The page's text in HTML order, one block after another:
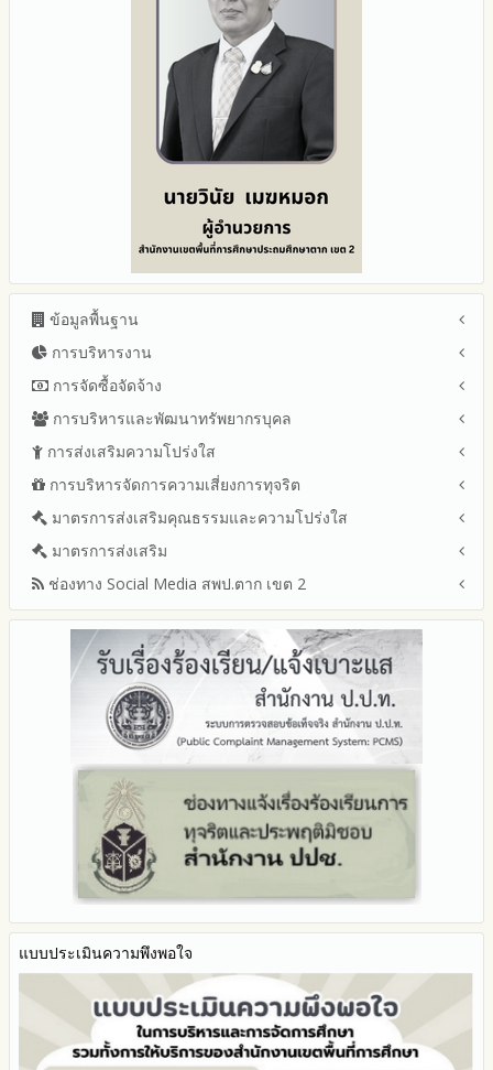
ข้อมูลพื้นฐาน
โครงสร้าง หน้าที่และอำนาจ
ข้อมูลผู้บริหาร
ข้อมูลการติดต่อและ ช่องทางการสอบถาม
นโยบายคุ้มครองข้อมูลส่วนบุคคล
ข่าวประชาสัมพันธ์
ข่าวสารพัฒนาสำนักงานเกี่ยวข้องกับแนวทางส่งเสริมความ
การบริหารงาน
แผนยุทธศาสตร์หรือแผนพัฒนาสำนักงานเขตพื้นที่การศึกษา
แผนและความก้าวหน้าในการดำเนินงานและการใช้งบประมาณ
ปีงบประมาณ 2569
ปีงบประมาณ 2568
ปีงบประมาณ 2567
ปีงบประมาณ 2566
รายงานผลการดำเนินงานประจำปี
รายงานผลปี 2568
รายงานผลปี 2567
รายงานผลปี 2566
รายงานผลปี 2565
รายงานผลปี 2564
คู่มือหรือแนวทางการปฏิบัติงานของเจ้าหน้าที่
คู่มือหรือแนวทางการขอรับบริการสำหรับผู้รับบริการหรือผู้มา
ระบบการให้บริการผ่านช่องทางออนไลน์ (E-Service)
My Office
My School
SL-WEB
BRSS
ACC Tak2
ข้อมูลสถิติการให้บริการ
การจัดซื้อจัดจ้าง
สรุปผลการจัดซื้อจัดจ้างหรือการจัดหาพัสดุรายเดือน ประจำ
ปีงบประมาณ พ.ศ.2569 (แบบ สขร.1)
เขตพื้นที่การศึกษา ประจำปีงบประมาณ พ.ศ. 2568
การบริหารและพัฒนาทรัพยากรบุคล
หลักเกณฑ์และแผนการบริหารและพัฒนาทรัพยากรบุคลล ประจำ
ปีงบประมาณ พ.ศ.2569
รายงานผลการบริหารและพัฒนาทรัพยากรบุคคลประจำ
ปีงบประมาณ
ประมวลจริยธรรมและการขับเคลื่อนจริยธรรม
การส่งเสริมความโปร่งใส
แนวปฏิบัติการจัดการเรื่องร้องเรียนการทุจริตและประพฤติมิชอบ
ช่องทางแจ้งเรื่องร้องเรียนการทุจริตและประพฤติมิชอบ
ข้อมูลสถิติเรื่องร้องเรียนการทุจริตและประพฤติมิชอบ ประจำ
ปีงบประมาณ
การเปิดโอกาสให้มีส่วนร่วมในการดำเนินงานปีงบประมาณ
การบริหารจัดการความเสี่ยงการทุจริต
การขับเคลื่อนนโยบาย No Gift Policy จากการปฏิบัติหน้าที่และ
การเสริมสร้างรู้เกี่ยวกับหลักเกณฑ์การรับทรัพย์สินหรือประโยชน์อื่น
ใดโดยธรรมจรรยาของเจ้าพนักงานของรัฐ
การประเมินความเสี่ยงการทุจริต ในสำนักงานเขตพื้นที่การศึกษา
ประจำปีงบประมาณ
รายงานผลการดำเนินการตามแผนบริหารจัดการความเสี่ยงการ
ทุจริตของสำนักงานเขตพื้นที่การศึกษา ประจำงบประมาณ
มาตรการส่งเสริมคุณธรรมและความโปร่งใส
แผนปฏิบัติการป้องกันการทุจริตประจำปีงบประมาณ
2569
2568
2567
2566
2565
รายงานผลการดำเนินการป้องกันการทุจริตประจำปี
2568
2565
2564
2563
รายงานการกำกับติดตาม
มาตรการส่งเสริมคุณธรรมและความโปร่งใสภายใน สพท.
การนำผลการประเมิน ITA ไปสู่การพัฒนาองค์กร
รายงานผลการดำเนินการเพื่อส่งเสริมคุณธรรมและความโปร่งใส
ภายใน สพท. ประจำปีงบประมาณ
มาตรการส่งเสริม
มาตรการเผยแพร่ข้อมูลต่อสาธารณะ
มาตรการส่งเสริมความโปร่งใสในการจัดซื้อจัดจ้าง
มาตราการจัดการเรื่องร้องเรียนการทุจริต
มาตรการป้องกันการรับสินบน
มาตรการป้องกันการขัดกันระหว่างผลประโยชน์ส่วนตนกับส่วนรวม
มาตรการตรวจสอบการใช้ดุลพินิจ
มาตราการให้ผู้มีส่วนได้ส่วนเสียมีส่วนร่วม
ช่องทาง Social Media สพป.ตาก เขต 2
Q&A / ชมเชย / เสนอแนะ
Facebook เพจ สพป.ตาก 2
Youtube ช่อง สพป.ตาก เขต 2
Youtube เรื่องเล่าข่าวตาก 2
แบบประเมินความพึงพอใจ